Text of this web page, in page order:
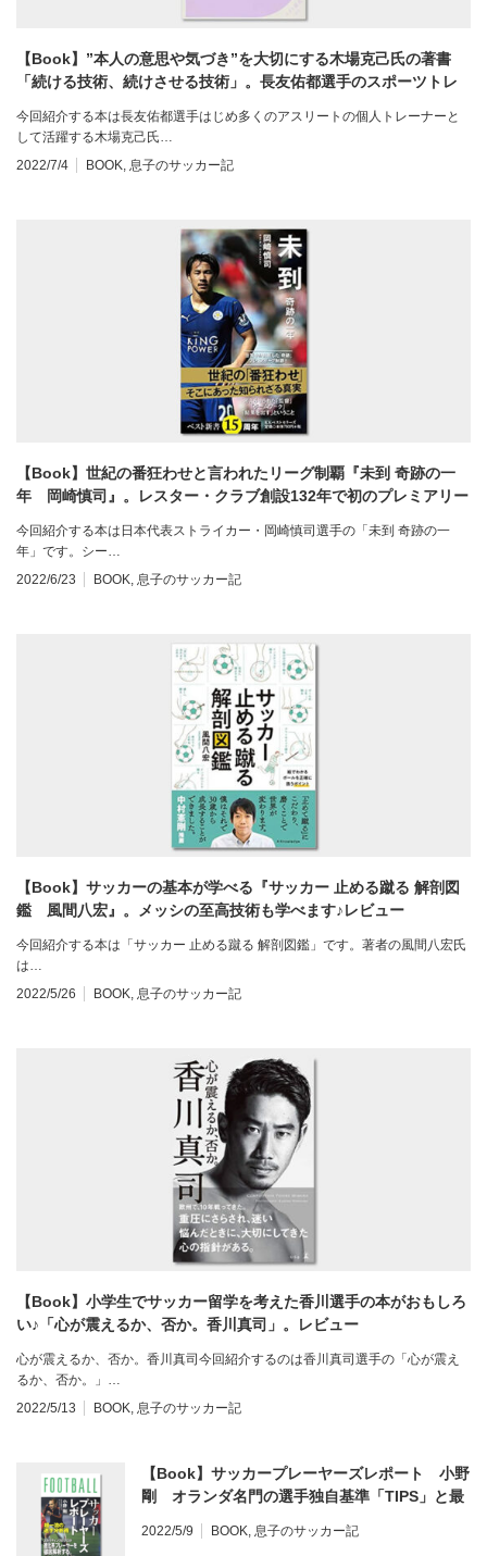
【Book】”本人の意思や気づき”を大切にする木場克己氏の著書
「続ける技術、続けさせる技術」。長友佑都選手のスポーツトレ
今回紹介する本は長友佑都選手はじめ多くのアスリートの個人トレーナーと
して活躍する木場克己氏…
2022/7/4
BOOK 息子のサッカー記
【Book】世紀の番狂わせと言われたリーグ制覇『未到 奇跡の一
年 岡崎慎司』。レスター・クラブ創設132年で初のプレミアリー
今回紹介する本は日本代表ストライカー・岡崎慎司選手の「未到 奇跡の一
年」です。シー…
2022/6/23
BOOK 息子のサッカー記
【Book】サッカーの基本が学べる『サッカー 止める蹴る 解剖図
鑑 風間八宏』。メッシの至高技術も学べます♪レビュー
今回紹介する本は「サッカー 止める蹴る 解剖図鑑」です。著者の風間八宏氏
は…
2022/5/26
BOOK, 息子のサッカー記
【Book】小学生でサッカー留学を考えた香川選手の本がおもしろ
い♪「心が震えるか、否か。香川真司」。レビュー
心が震えるか、否か。香川真司今回紹介するのは香川真司選手の「心が震え
るか、否か。」…
2022/5/13
BOOK, 息子のサッカー記
【Book】サッカープレーヤーズレポート 小野
剛 オランダ名門の選手独自基準「TIPS」と最
レビュー
2022/5/9 BOOK, 息子のサッカー記